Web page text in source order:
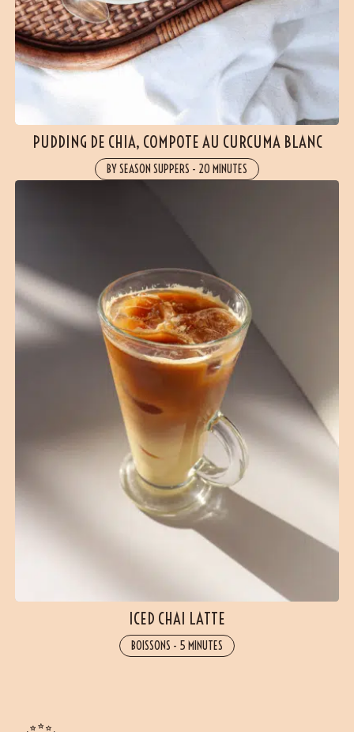
PUDDING DE CHIA, COMPOTE AU CURCUMA BLANC
BY SEASON SUPPERS - 20 MINUTES
ICED CHAI LATTE
BOISSONS - 5 MINUTES